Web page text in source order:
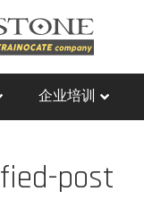
企业培训
post